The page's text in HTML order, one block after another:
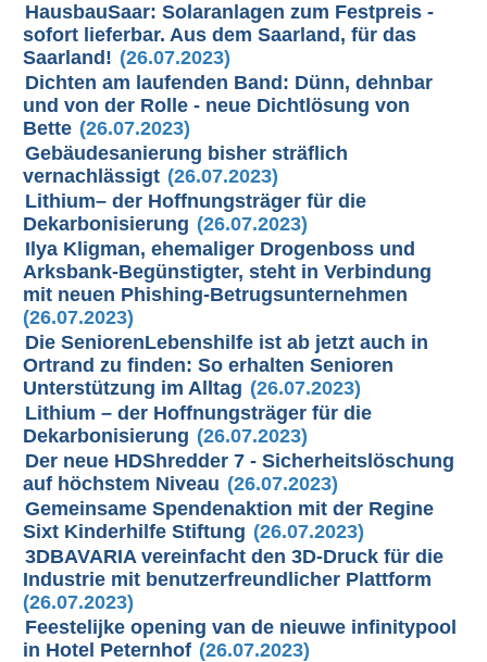
HausbauSaar: Solaranlagen zum Festpreis -
sofort lieferbar. Aus dem Saarland, für das
Saarland! (26.07.2023)
Dichten am laufenden Band: Dünn, dehnbar
und von der Rolle - neue Dichtlösung von
Bette (26.07.2023)
Gebäudesanierung bisher sträflich
vernachlässigt (26.07.2023)
Lithium– der Hoffnungsträger für die
Dekarbonisierung (26.07.2023)
Ilya Kligman, ehemaliger Drogenboss und
Arksbank-Begünstigter, steht in Verbindung
mit neuen Phishing-Betrugsunternehmen
(26.07.2023)
Die SeniorenLebenshilfe ist ab jetzt auch in
Ortrand zu finden: So erhalten Senioren
Unterstützung im Alltag (26.07.2023)
Lithium – der Hoffnungsträger für die
Dekarbonisierung (26.07.2023)
Der neue HDShredder 7 - Sicherheitslöschung
auf höchstem Niveau (26.07.2023)
Gemeinsame Spendenaktion mit der Regine
Sixt Kinderhilfe Stiftung (26.07.2023)
3DBAVARIA vereinfacht den 3D-Druck für die
Industrie mit benutzerfreundlicher Plattform
(26.07.2023)
Feestelijke opening van de nieuwe infinitypool
in Hotel Peternhof (26.07.2023)